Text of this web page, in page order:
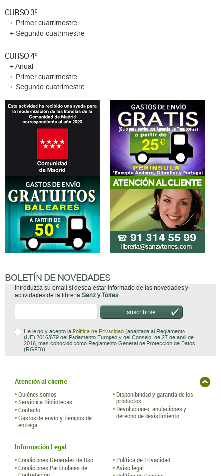
CURSO 3º
+ Primer cuatrimestre
+ Segundo cuatrimestre
CURSO 4º
+ Anual
+ Primer cuatrimestre
+ Segundo cuatrimestre
BOLETÍN DE NOVEDADES
Introduzca su email si desea estar informado de las novedades y
actividades de la librería Sanz y Torres
suscribirse
He leído y acepto la Política de Privacidad (adaptada al Reglamento
(UE) 2016/679 del Parlamento Europeo y del Consejo, de 27 de abril de
2016, mas conocido como Reglamento General de Protección de Datos
(RGPD)).
Atención al cliente
Quiénes somos
Servicio a Bibliotecas
Contacto
Gastos de envío y tiempos de
entrega
Disponibilidad y garantía de los
productos
Devoluciones, anulaciones y
derecho de desistimiento
Información Legal
Condiciones Generales de Uso
Condiciones Particulares de
Política de Privacidad
Aviso legal